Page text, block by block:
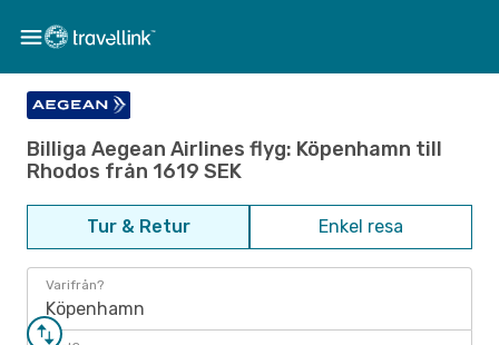
Billiga Aegean Airlines flyg: Köpenhamn till
Rhodos från 1619 SEK
Tur & Retur Enkel resa
Varifrån?
Köpenhamn